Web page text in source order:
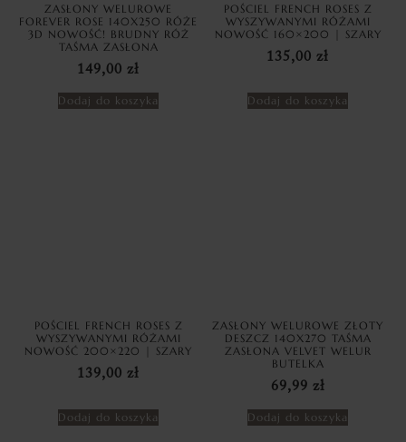
ZASŁONY WELUROWE
FOREVER ROSE 140X250 RÓŻE
3D NOWOŚĆ! BRUDNY RÓŻ
TAŚMA ZASŁONA
149,00 zł
Dodaj do koszyka
POŚCIEL FRENCH ROSES Z
WYSZYWANYMI RÓŻAMI
NOWOŚĆ 160×200 | SZARY
135,00 zł
Dodaj do koszyka
POŚCIEL FRENCH ROSES Z
WYSZYWANYMI RÓŻAMI
NOWOŚĆ 200×220 | SZARY
139,00 zł
Dodaj do koszyka
ZASŁONY WELUROWE ZŁOTY
DESZCZ 140X270 TAŚMA
ZASŁONA VELVET WELUR
BUTELKA
69,99 zł
Dodaj do koszyka